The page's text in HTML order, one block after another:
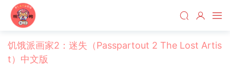
饥饿派画家2：迷失（Passpartout 2 The Lost Artis
t）中文版